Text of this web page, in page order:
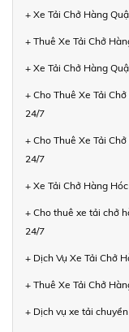
+ Xe Tải Chở Hàng
+ Thuê Xe Tải Chở
+ Xe Tải Chở Hàng
+ Cho Thuê Xe Tải
24/7
+ Cho Thuê Xe Tải
24/7
+ Xe Tải Chở Hàng
+ Cho thuê xe tải chở
24/7
+ Dịch Vụ Xe Tải Chở
+ Thuê Xe Tải Chở
+ Dịch vụ xe tải